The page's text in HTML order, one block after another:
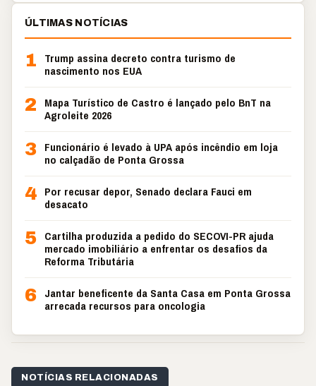
ÚLTIMAS NOTÍCIAS
1
Trump assina decreto contra turismo de
nascimento nos EUA
2
Mapa Turístico de Castro é lançado pelo BnT na
Agroleite 2026
3 Funcionário é levado à UPA após incêndio em loja
no calçadão de Ponta Grossa
4 Por recusar depor, Senado declara Fauci em
desacato
5 Cartilha produzida a pedido do SECOVI-PR ajuda
mercado imobiliário a enfrentar os desafios da
Reforma Tributária
6 Jantar beneficente da Santa Casa em Ponta Grossa
arrecada recursos para oncologia
NOTÍCIAS RELACIONADAS